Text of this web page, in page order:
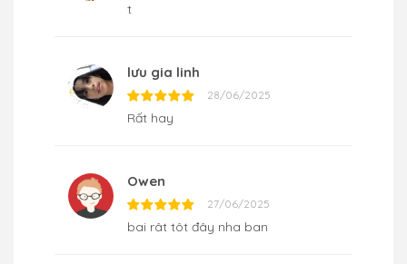
t
lưu gia linh
28/06/2025
Rất hay
Owen
27/06/2025
bai rât tôt đây nha ban